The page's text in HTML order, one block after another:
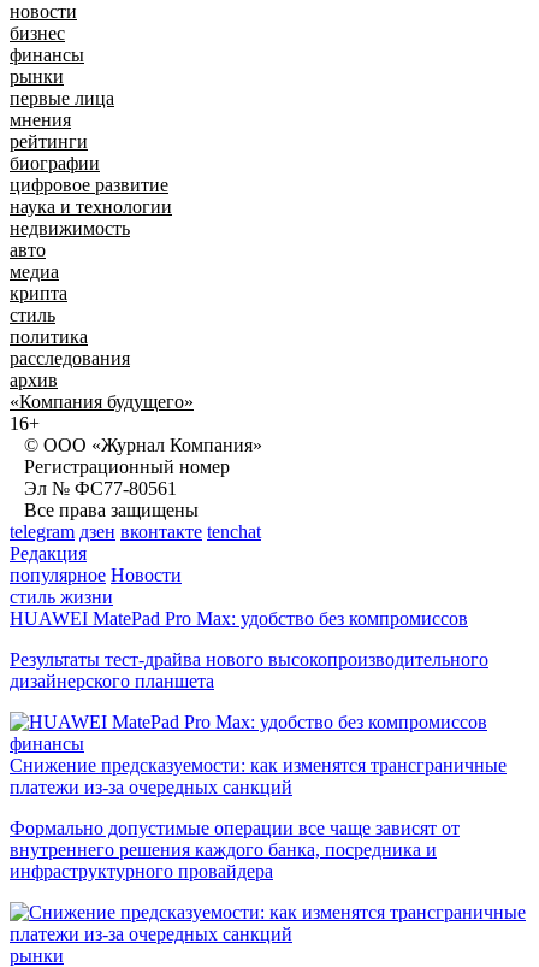
новости
бизнес
финансы
рынки
первые лица
мнения
рейтинги
биографии
цифровое развитие
наука и технологии
недвижимость
авто
медиа
крипта
стиль
политика
расследования
архив
«Компания будущего»
16+
© ООО «Журнал Компания»
Регистрационный номер
Эл № ФС77-80561
Все права защищены
telegram дзен вконтакте tenchat
Редакция
популярное Новости
стиль жизни
HUAWEI MatePad Pro Max: удобство без компромиссов
Результаты тест-драйва нового высокопроизводительного
дизайнерского планшета
финансы
Снижение предсказуемости: как изменятся трансграничные
платежи из-за очередных санкций
Формально допустимые операции все чаще зависят от
внутреннего решения каждого банка, посредника и
инфраструктурного провайдера
рынки